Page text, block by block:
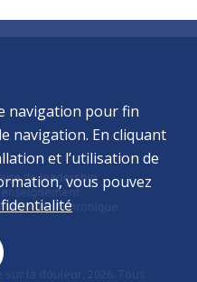
la douleur, 2026. Tous
navigation pour fin
navigation. En cliquant
et l’utilisation de
vous pouvez